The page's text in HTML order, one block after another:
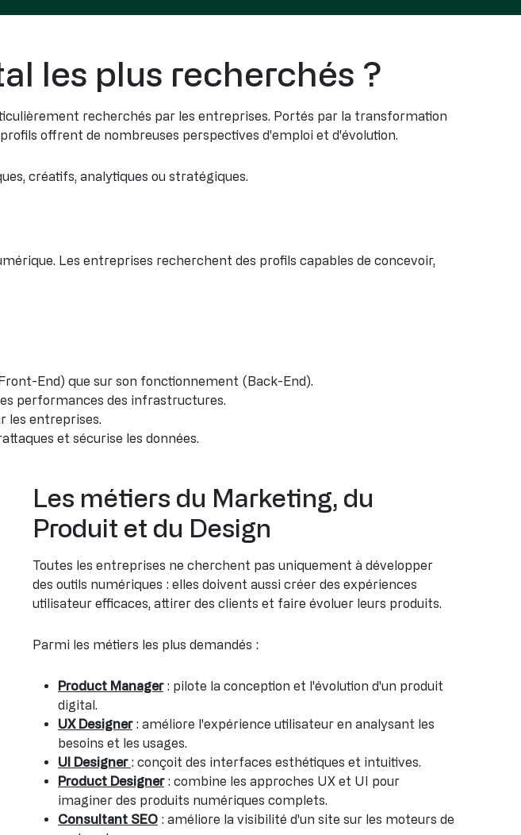
les plus recherchés ?
recherchés par les entreprises. Portés par la transformation
offrent de nombreuses perspectives d'emploi et d'évolution.
créatifs, analytiques ou stratégiques.
Les entreprises recherchent des profils capables de concevoir,
End) que sur son fonctionnement (Back-End).
performances des infrastructures.
les entreprises.
et sécurise les données.
Les métiers du Marketing, du
Produit et du Design
Toutes les entreprises ne cherchent pas uniquement à développer
des outils numériques : elles doivent aussi créer des expériences
utilisateur efficaces, attirer des clients et faire évoluer leurs produits.
Parmi les métiers les plus demandés :
Product Manager: pilote la conception et l'évolution d'un produit
digital.
UX Designer: améliore l'expérience utilisateur en analysant les
besoins et les usages.
UI Designer : conçoit des interfaces esthétiques et intuitives.
Product Designer: combine les approches UX et UI pour
imaginer des produits numériques complets.
Consultant SEO : améliore la visibilité d'un site sur les moteurs de